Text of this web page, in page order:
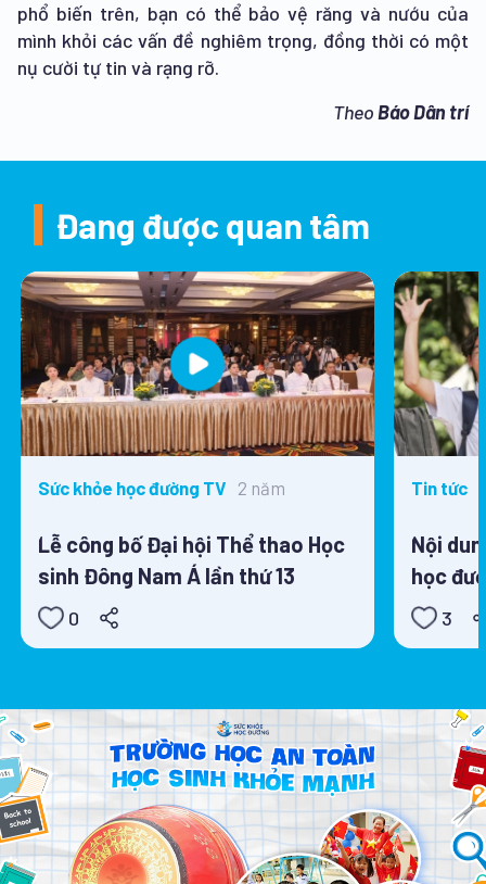
phổ biến trên, bạn có thể bảo vệ răng và nướu của
mình khỏi các vấn đề nghiêm trọng, đồng thời có một
nụ cười tự tin và rạng rỡ.
TheoBáo Dân trí
Đang được quan tâm
Sức khỏe học đường TV 2 năm
Lễ công bố Đại hội Thể thao Học
sinh Đông Nam Á lần thứ 13
0
Tin tức
Nội
học
3